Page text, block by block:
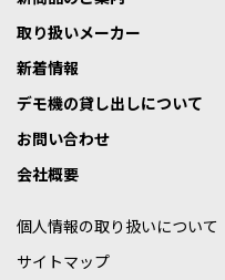
取り扱いメーカー
新着情報
デモ機の貸し出しについて
お問い合わせ
会社概要
個人情報の取り扱いについて
サイトマップ